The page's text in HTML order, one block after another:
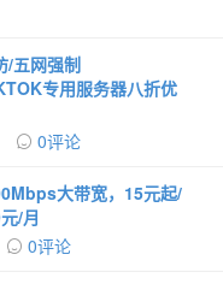
/五网强制
专用服务器八折优
0评论
大带宽，15元起/
/月
0评论